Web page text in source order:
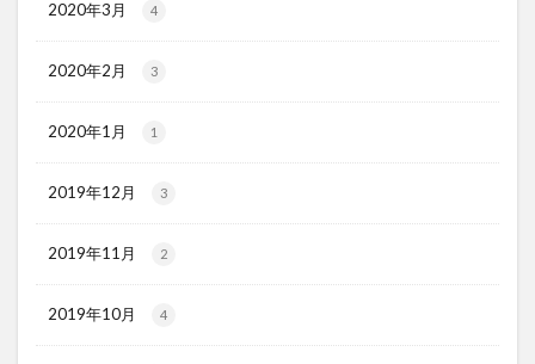
2020年3月 4
2020年2月 3
2020年1月 1
2019年12月 3
2019年11月 2
2019年10月 4